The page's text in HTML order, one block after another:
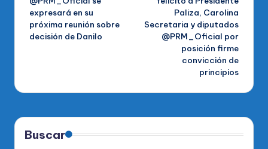
entradas
expresará en su
próxima reunión sobre
decisión de Danilo
Paliza, Carolina
Secretaria y diputados
@PRM_Oficial por
posición firme
convicción de
principios
Buscar